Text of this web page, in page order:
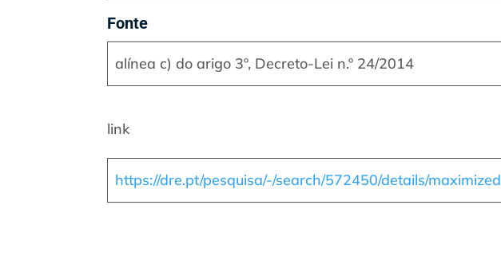
Fonte
alínea c) do arigo 3º, Decreto-Lei n.º 24/2014
link
https://dre.pt/pesquisa/-/search/572450/details/maximized